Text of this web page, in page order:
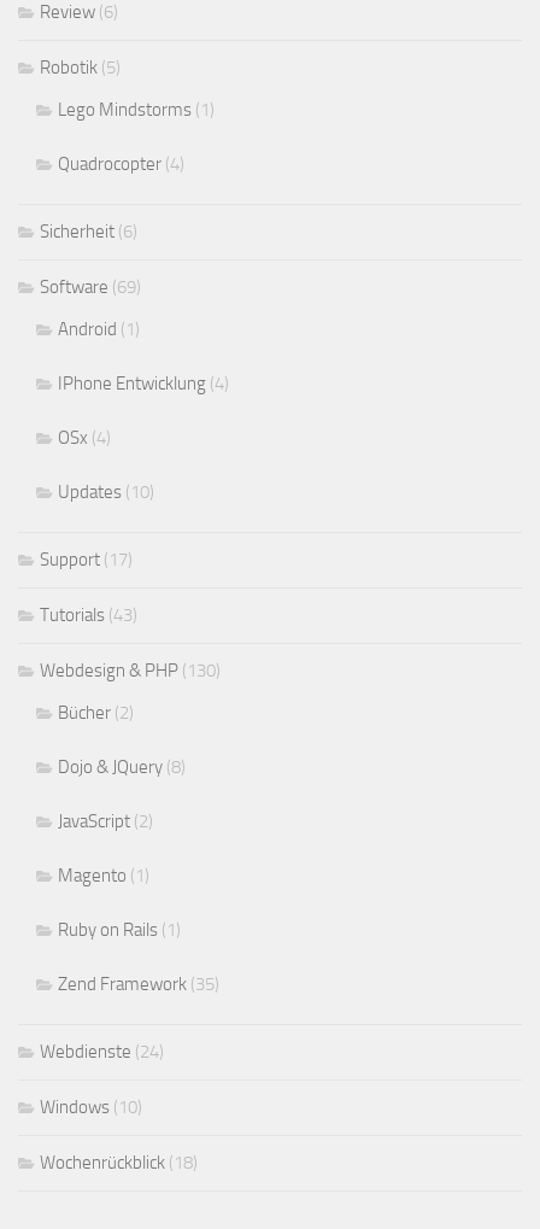
Review (6)
Robotik (5)
Lego Mindstorms (1)
Quadrocopter (4)
Sicherheit (6)
Software (69)
Android (1)
IPhone Entwicklung (4)
OSx (4)
Updates (10)
Support (17)
Tutorials (43)
Webdesign & PHP (130)
Bücher (2)
Dojo & JQuery (8)
JavaScript (2)
Magento (1)
Ruby on Rails (1)
Zend Framework (35)
Webdienste (24)
Windows (10)
Wochenrückblick (18)